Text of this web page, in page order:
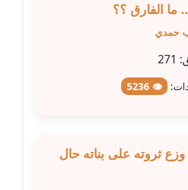
ما الفارق ؟؟
حمدي
271
👁 5236
وزع ثروته على بناته حال